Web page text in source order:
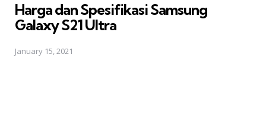
Harga dan Spesifikasi Samsung
Galaxy S21 Ultra
January 15, 2021